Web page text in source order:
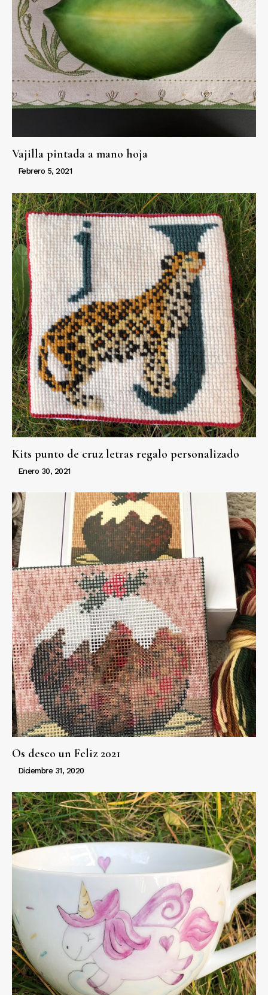
Vajilla pintada a mano hoja
Febrero 5, 2021
Kits punto de cruz letras regalo personalizado
Enero 30, 2021
Os deseo un Feliz 2021
Diciembre 31, 2020